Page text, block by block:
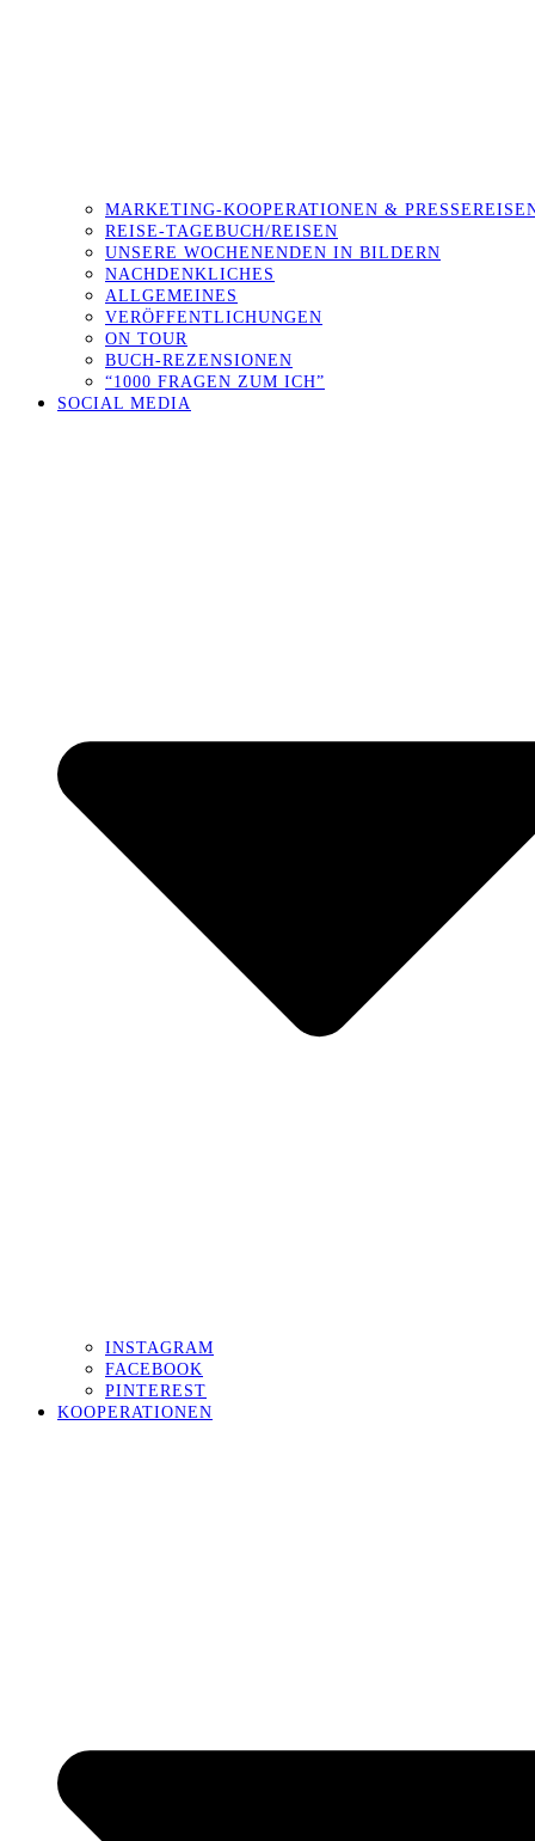
MARKETING-KOOPERATIONEN &
REISE-TAGEBUCH/REISEN
UNSERE WOCHENENDEN IN BILDERN
NACHDENKLICHES
ALLGEMEINES
VERÖFFENTLICHUNGEN
ON TOUR
BUCH-REZENSIONEN
“1000 FRAGEN ZUM ICH”
SOCIAL MEDIA
INSTAGRAM
FACEBOOK
PINTEREST
KOOPERATIONEN